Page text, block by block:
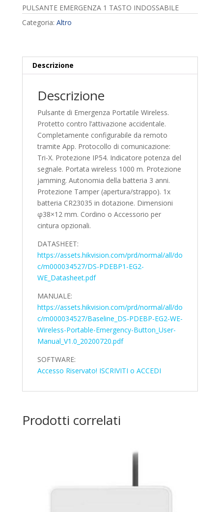
PULSANTE EMERGENZA 1 TASTO INDOSSABILE
Categoria: Altro
Descrizione
Descrizione
Pulsante di Emergenza Portatile Wireless.
Protetto contro l’attivazione accidentale.
Completamente configurabile da remoto
tramite App. Protocollo di comunicazione:
Tri-X. Protezione IP54. Indicatore potenza del
segnale. Portata wireless 1000 m. Protezione
jamming. Autonomia della batteria 3 anni.
Protezione Tamper (apertura/strappo). 1x
batteria CR23035 in dotazione. Dimensioni
φ38×12 mm. Cordino o Accessorio per
cintura opzionali.
DATASHEET:
https://assets.hikvision.com/prd/normal/all/do
c/m000034527/DS-PDEBP1-EG2-
WE_Datasheet.pdf
MANUALE:
https://assets.hikvision.com/prd/normal/all/do
c/m000034527/Baseline_DS-PDEBP-EG2-WE-
Wireless-Portable-Emergency-Button_User-
Manual_V1.0_20200720.pdf
SOFTWARE:
Accesso Riservato! ISCRIVITI o ACCEDI
Prodotti correlati